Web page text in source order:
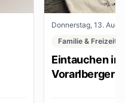
Donnerstag, 13. Aug.
Familie & Freizeit
Eintauchen in
Vorarlberger